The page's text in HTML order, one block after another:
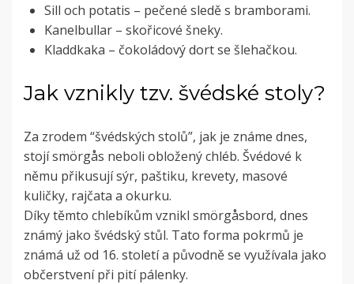
Sill och potatis – pečené sledě s bramborami.
Kanelbullar – skořicové šneky.
Kladdkaka – čokoládový dort se šlehačkou.
Jak vznikly tzv. švédské stoly?
Za zrodem “švédských stolů”, jak je známe dnes,
stojí smörgås neboli obložený chléb. Švédové k
němu přikusují sýr, paštiku, krevety, masové
kuličky, rajčata a okurku.
Díky těmto chlebíkům vznikl smörgåsbord, dnes
známý jako švédský stůl. Tato forma pokrmů je
známá už od 16. století a původně se využívala jako
občerstvení při pití pálenky.